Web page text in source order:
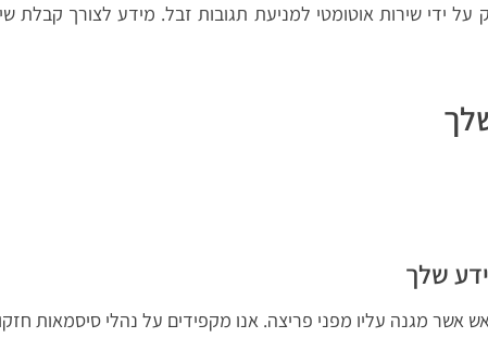
על ידי שירות אוטומטי למניעת תגובות זבל. מידע לצורך קבלת
שלך
אשר מגנה עליו מפני פריצה. אנו מקפידים על נהלי סיסמאות